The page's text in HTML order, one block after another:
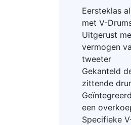
Eersteklas
met V-
Uitgerust
vermogen
tweeter
Gekanteld
zittende
een
Specifieke